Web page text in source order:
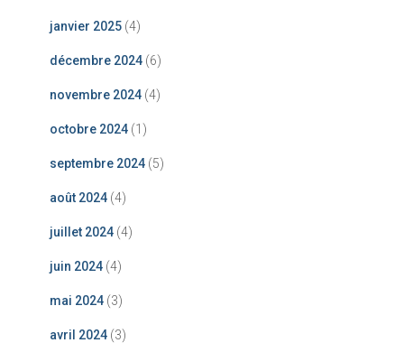
janvier 2025 (4)
décembre 2024 (6)
novembre 2024 (4)
octobre 2024 (1)
septembre 2024 (5)
août 2024 (4)
juillet 2024 (4)
juin 2024 (4)
mai 2024 (3)
avril 2024 (3)